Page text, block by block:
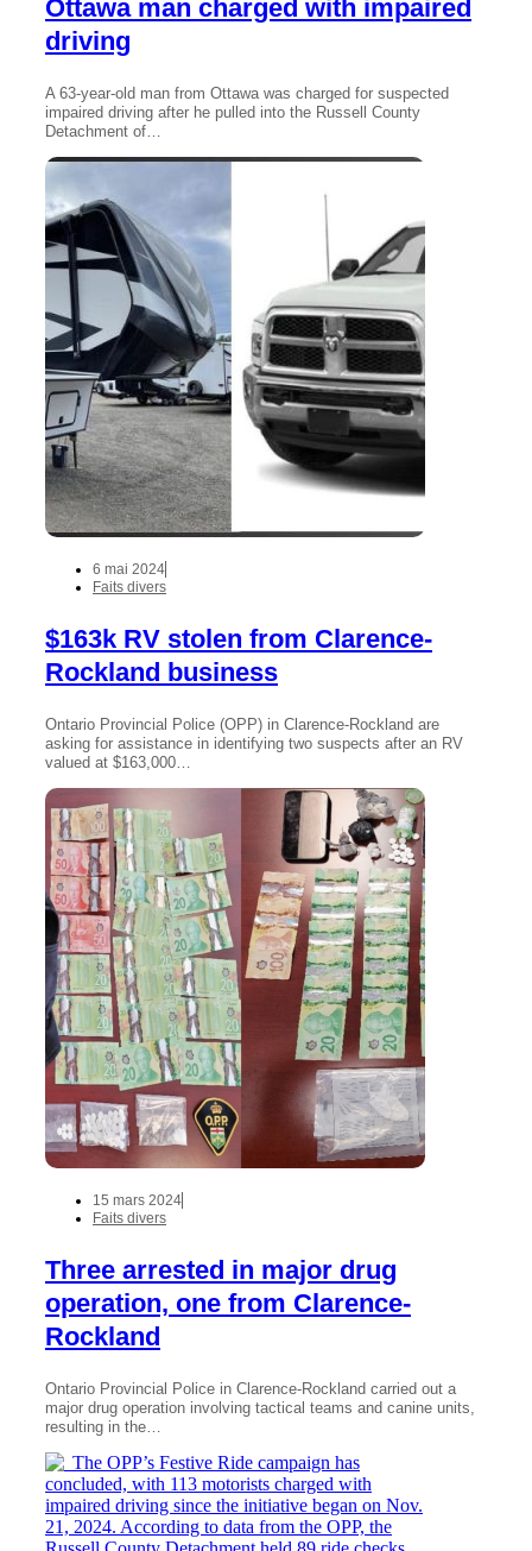
Ottawa man charged with impaired
driving
A 63-year-old man from Ottawa was charged for suspected
impaired driving after he pulled into the Russell County
Detachment of…
6 mai 2024
Faits divers
$163k RV stolen from Clarence-
Rockland business
Ontario Provincial Police (OPP) in Clarence-Rockland are
asking for assistance in identifying two suspects after an RV
valued at $163,000…
15 mars 2024
Faits divers
Three arrested in major drug
operation, one from Clarence-
Rockland
Ontario Provincial Police in Clarence-Rockland carried out a
major drug operation involving tactical teams and canine units,
resulting in the…